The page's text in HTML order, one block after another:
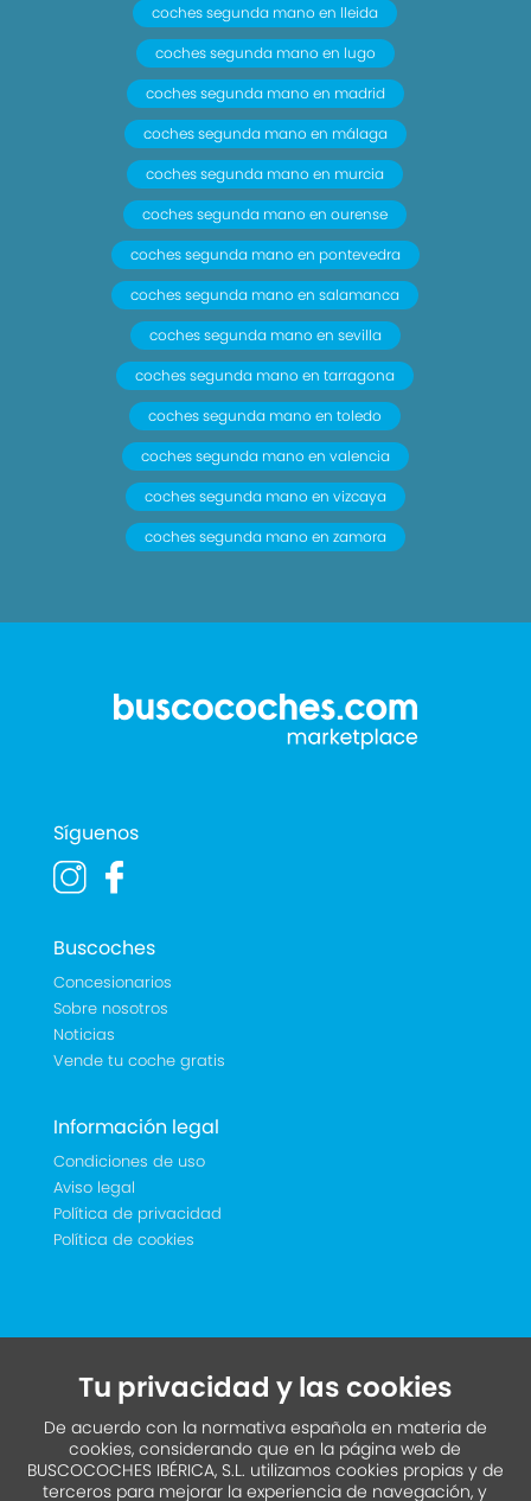
coches segunda mano en lleida
coches segunda mano en lugo
coches segunda mano en madrid
coches segunda mano en málaga
coches segunda mano en murcia
coches segunda mano en ourense
coches segunda mano en pontevedra
coches segunda mano en salamanca
coches segunda mano en sevilla
coches segunda mano en tarragona
coches segunda mano en toledo
coches segunda mano en valencia
coches segunda mano en vizcaya
coches segunda mano en zamora
Síguenos
Buscoches
Concesionarios
Sobre nosotros
Noticias
Vende tu coche gratis
Información legal
Condiciones de uso
Aviso legal
Política de privacidad
Política de cookies
Tu privacidad y las cookies
De acuerdo con la normativa española en materia de
cookies, considerando que en la página web de
BUSCOCOCHES IBÉRICA, S.L. utilizamos cookies propias y de
terceros para mejorar la experiencia de navegación, y